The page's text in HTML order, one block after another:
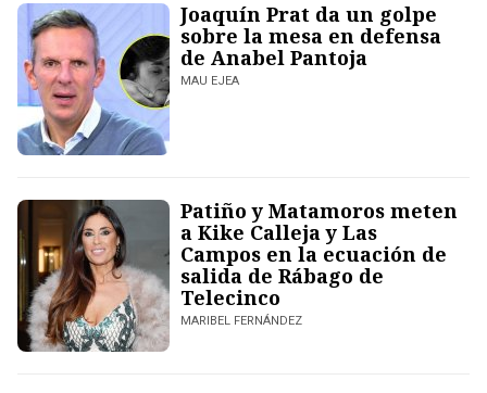
Joaquín Prat da un golpe
sobre la mesa en defensa
de Anabel Pantoja
MAU EJEA
Patiño y Matamoros meten
a Kike Calleja y Las
Campos en la ecuación de
salida de Rábago de
Telecinco
MARIBEL FERNÁNDEZ